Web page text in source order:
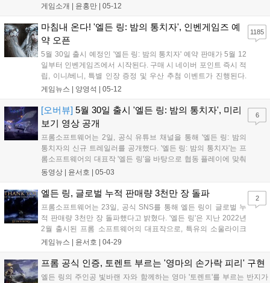
오는 5월 30일 정식 출시를 앞두고 있다. '밤의 통치자'는 엘든 링
의 콘텐츠를 확장하는 개념...
게임소개 | 윤홍만 05-12
마침내 온다! '엘든 링: 밤의 통치자', 인벤게임즈 예
약 오픈
5월 30일 출시 예정인 '엘든 링: 밤의 통치자' 예약 판매가 5월 12
일부터 인벤게임즈에서 시작된다. 구매 시 네이버 포인트 즉시 적
립, 이니/베니, 특별 인장 증정 및 우산 추첨 이벤트가 진행된다.
'밤의 통치자'는 '엘든 링'의 스핀 오프 게임으로, 8명의 '밤을 건너
벤게임즈는 입점 기념으로 5월 23일까지 기대평 댓글 이벤트를
진행, 추첨을 통해 우산을 증정한다....
게임뉴스 | 양영석 05-12
1185
[오버뷰] 5월 30일 출시 '엘든 링: 밤의 통치자', 미리
보기 영상 공개
프롬소프트웨어는 2일, 공식 유튜브 채널을 통해 '엘든 링: 밤의
통치자의 신규 트레일러를 공개했다. '엘든 링: 밤의 통치자'는 프
롬소프트웨어의 대표작 '엘든 링'을 바탕으로 협동 플레이에 맞춰
새롭게 재해석한 게임이다. 유저는 8명의 '밤을 건너는 자' 중 한
월 마련된 미디어 시연...
동영상 | 윤서호 05-03
6
엘든 링, 글로벌 누적 판매량 3천만 장 돌파
프롬소프트웨어는 23일, 공식 SNS를 통해 엘든 링이 글로벌 누
적 판매량 3천만 장 돌파했다고 밝혔다. '엘든 링'은 지난 2022년
2월 출시된 프롬 소프트웨어의 대표작으로, 특유의 소울라이크
액션에 독특한 미를 살린 오픈월드 그리고 다양한 전투 방식을 접
응할 수 있게 여러 보조 수단을 마련...
게임뉴스 | 윤서호 04-29
2
프롬 공식 인증, 토렌트 부르는 '영마의 손가락 피리' 구현
엘든 링의 주인공 빛바랜 자와 함께하는 영마 '토렌트'를 부르는 반지가